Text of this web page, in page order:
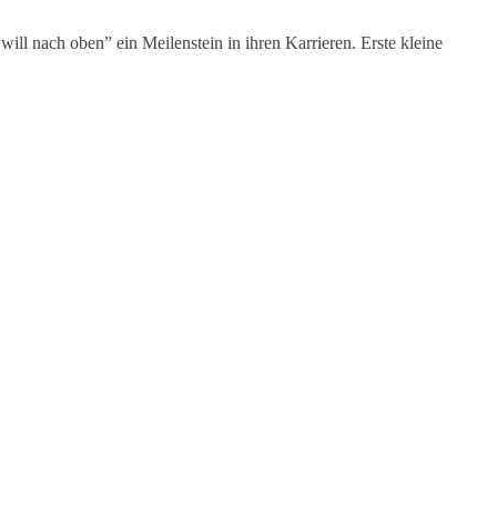
nach oben” ein Meilenstein in ihren Karrieren. Erste kleine